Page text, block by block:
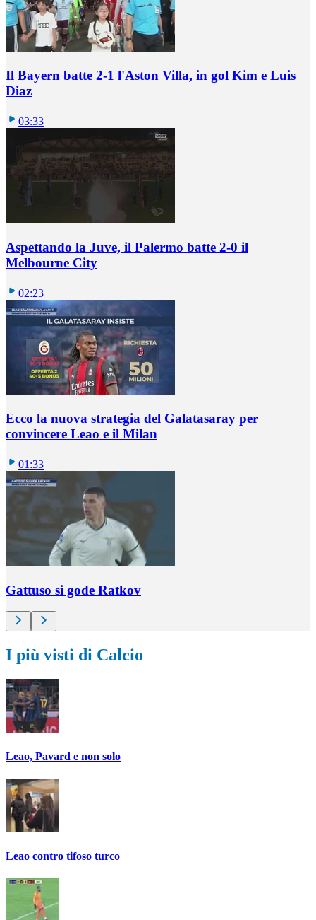
Il Bayern batte 2-1 l'Aston Villa, in gol Kim e Luis
Diaz
03:33
Aspettando la Juve, il Palermo batte 2-0 il
Melbourne City
02:23
Ecco la nuova strategia del Galatasaray per
convincere Leao e il Milan
01:33
Gattuso si gode Ratkov
I più visti di Calcio
Leao, Pavard e non solo
Leao contro tifoso turco